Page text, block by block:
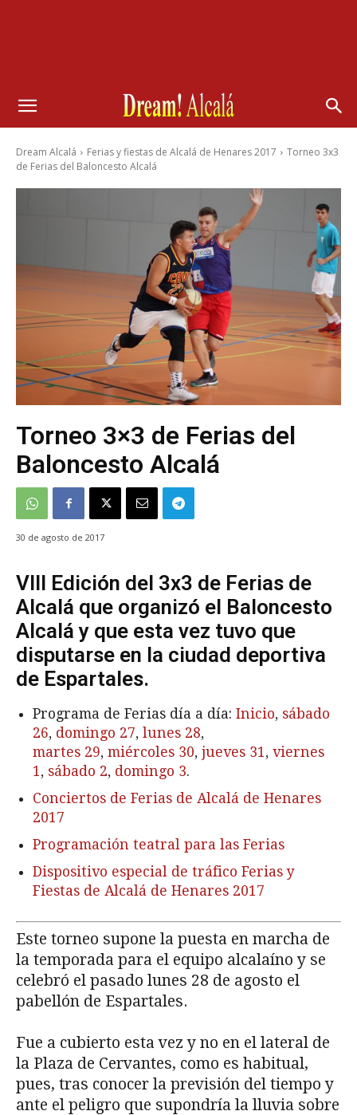
Dream Alcalá Ferias y fiestas de Alcalá de Henares 2017
Torneo 3x3
de Ferias del Baloncesto Alcalá
Torneo 3×3 de Ferias del
Baloncesto Alcalá
30 de agosto de 2017
VIII Edición del 3x3 de Ferias de
Alcalá que organizó el Baloncesto
Alcalá y que esta vez tuvo que
disputarse en la ciudad deportiva
de Espartales.
Programa de Ferias día a día: Inicio, sábado
26, domingo 27, lunes 28,
martes 29, miércoles 30, jueves 31, viernes
1, sábado 2, domingo 3.
Conciertos de Ferias de Alcalá de Henares
2017
Programación teatral para las Ferias
Dispositivo especial de tráfico Ferias y
Fiestas de Alcalá de Henares 2017
Este torneo supone la puesta en marcha de
la temporada para el equipo alcalaíno y se
celebró el pasado lunes 28 de agosto el
pabellón de Espartales.
Fue a cubierto esta vez y no en el lateral de
la Plaza de Cervantes, como es habitual,
pues, tras conocer la previsión del tiempo y
ante el peligro que supondría la lluvia sobre